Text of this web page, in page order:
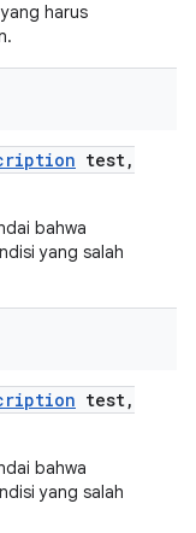
harus
test,
bahwa
yang salah
test,
bahwa
yang salah